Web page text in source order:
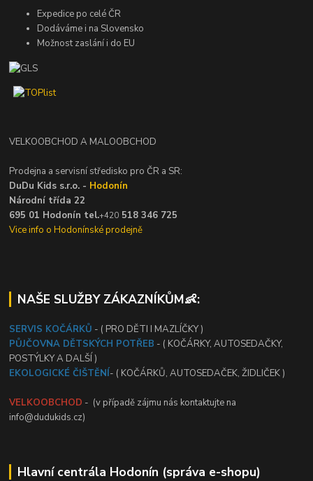
Expedice po celé ČR
Dodáváme i na Slovensko
Možnost zaslání i do EU
VELKOOBCHOD A MALOOBCHOD
Prodejna a servisní středisko pro ČR a SR:
DuDu Kids s.r.o. - Hodonín
Národní třída 22
695 01 Hodonín tel.+420 518 346 725
Vice info o Hodonínské prodejně
NAŠE SLUŽBY ZÁKAZNÍKŮM👶:
SERVIS KOČÁRKŮ - ( PRO DĚTI I MAZLÍČKY )
PŮJČOVNA DĚTSKÝCH POTŘEB - ( KOČÁRKY, AUTOSEDAČKY,
POSTÝLKY A DALŠÍ )
EKOLOGICKÉ ČIŠTĚNÍ- ( KOČÁRKŮ, AUTOSEDAČEK, ŽIDLIČEK )
VELKOOBCHOD - (v případě zájmu nás kontaktujte na
info@dudukids.cz)
Hlavní centrála Hodonín (správa e-shopu)